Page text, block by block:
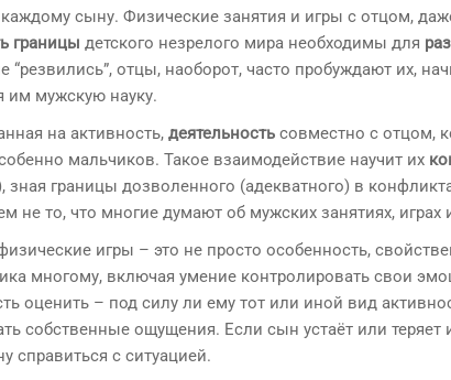
сыну. Физические занятия и игры с отцом,
границы детского незрелого мира необходимы для
“резвились”, отцы, наоборот, часто пробуждают их,
им мужскую науку.
на активность, деятельность совместно с отцом,
мальчиков. Такое взаимодействие научит их
зная границы дозволенного (адекватного) в
не то, что многие думают об мужских занятиях, играх
игры – это не просто особенность,
многому, включая умение контролировать свои
оценить – под силу ли ему тот или иной вид
собственные ощущения. Если сын устаёт или теряет
справиться с ситуацией.